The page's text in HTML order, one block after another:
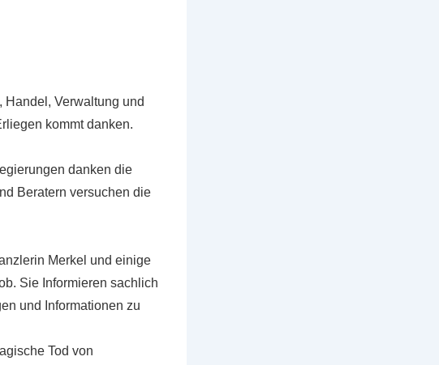
Verwaltung und
kommt danken.
danken die
Beratern versuchen die
Merkel und einige
Sie Informieren sachlich
und Informationen zu
Tod von